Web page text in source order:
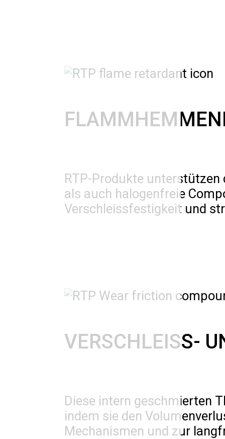
RTP-Produkte
als auch halogenfreie
Verschleissfestigkeit und
VERSCHLEISS-
Diese intern geschmierten
indem sie den
Mechanismen und zur